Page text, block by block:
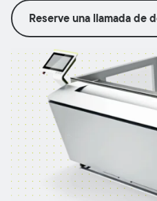
Reserve una llamada de